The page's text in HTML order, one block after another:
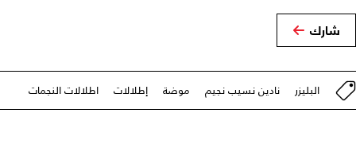
شارك
البليزر نادين نسيب نجيم موضة إطلالات اطلالات النجمات